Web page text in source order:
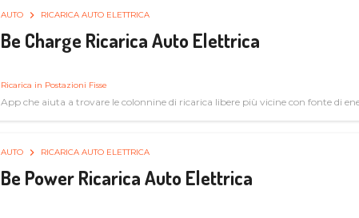
AUTO RICARICA AUTO ELETTRICA
Be Charge Ricarica Auto Elettrica
Ricarica in Postazioni Fisse
App che aiuta a trovare le colonnine di ricarica libere più vicine con fonte di
AUTO RICARICA AUTO ELETTRICA
Be Power Ricarica Auto Elettrica